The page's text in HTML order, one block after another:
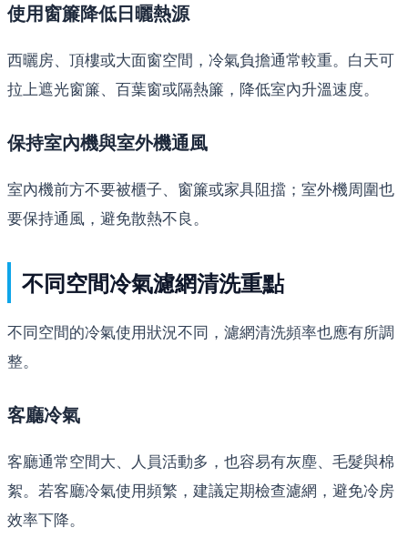
使用窗簾降低日曬熱源
西曬房、頂樓或大面窗空間，冷氣負擔通常較重。白天可
拉上遮光窗簾、百葉窗或隔熱簾，降低室內升溫速度。
保持室內機與室外機通風
室內機前方不要被櫃子、窗簾或家具阻擋；室外機周圍也
要保持通風，避免散熱不良。
不同空間冷氣濾網清洗重點
不同空間的冷氣使用狀況不同，濾網清洗頻率也應有所調
整。
客廳冷氣
客廳通常空間大、人員活動多，也容易有灰塵、毛髮與棉
絮。若客廳冷氣使用頻繁，建議定期檢查濾網，避免冷房
效率下降。